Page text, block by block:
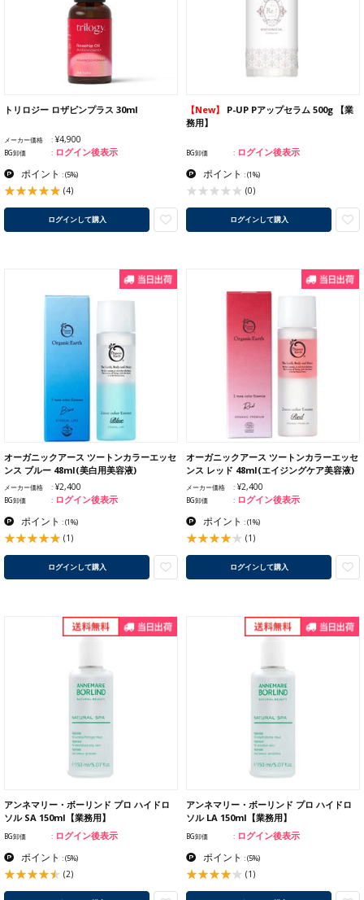
トリロジー ロザピンプラス 30ml
メーカー価格 ¥4,900
BG卸価 ログイン後表示
ポイント :(5%)
(4)
ログインして購入
【New】
P-UP Pアップセラム 500g 【業
務用】
BG卸価 ログイン後表示
ポイント :(1%)
(0)
ログインして購入
オーガニックアース ツートンカラーエッセ
ンス ブルー 48ml(美白用美容液)
メーカー価格 ¥2,400
BG卸価 ログイン後表示
ポイント :(1%)
(1)
ログインして購入
オーガニックアース ツートンカラーエッセ
ンス レッド 48ml(エイジングケア美容液)
メーカー価格 ¥2,400
BG卸価 ログイン後表示
ポイント :(1%)
(1)
ログインして購入
アンネマリー・ボーリンド プロ ハイドロ
ソル SA 150ml【業務用】
BG卸価 ログイン後表示
ポイント :(5%)
(2)
アンネマリー・ボーリンド プロ ハイドロ
ソル LA 150ml【業務用】
BG卸価 ログイン後表示
ポイント :(5%)
(1)